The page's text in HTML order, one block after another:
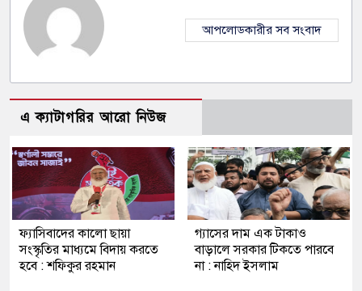
আপলোডকারীর সব সংবাদ
এ ক্যাটাগরির আরো নিউজ
ফ্যাসিবাদের কালো ছায়া
সংস্কৃতির মাধ্যমে বিদায় করতে
হবে : শফিকুর রহমান
গ্যাসের দাম এক টাকাও
বাড়ালে সরকার টিকতে পারবে
না : নাহিদ ইসলাম